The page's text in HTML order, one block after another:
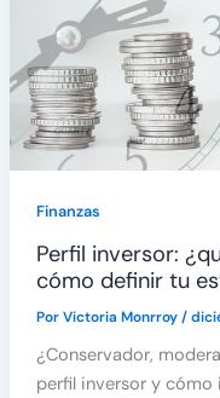
Finanzas
Perfil inversor:
cómo definir tu
PorVictoria Monrroy/
¿Conservador,
perfil inversor y